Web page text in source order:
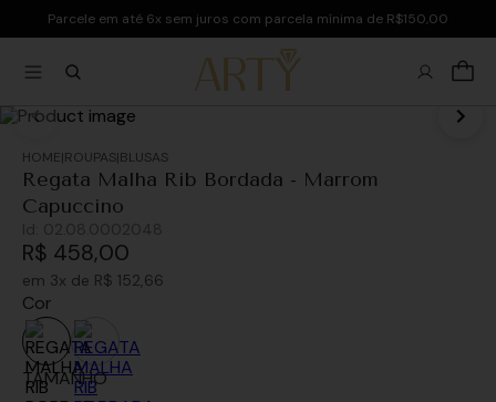
Parcele em até 6x sem juros com parcela mínima de R$150,00
ROUPAS BLUSAS
Regata Malha Rib Bordada - Marrom
Capuccino
R$ 458,00
em 3x de R$ 152,66
Cor
TAMANHO